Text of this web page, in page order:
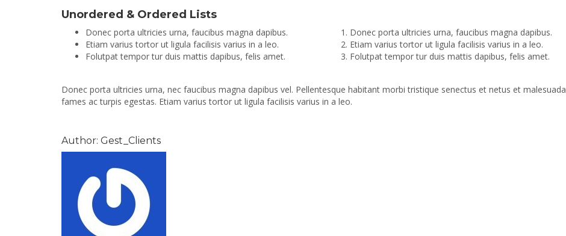
Unordered & Ordered Lists
Donec porta ultricies urna, faucibus magna dapibus.
Etiam varius tortor ut ligula facilisis varius in a leo.
Folutpat tempor tur duis mattis dapibus, felis amet.
Donec porta ultricies urna, faucibus magna dapibus.
Etiam varius tortor ut ligula facilisis varius in a leo.
Folutpat tempor tur duis mattis dapibus, felis amet.
Donec porta ultricies urna, nec faucibus magna dapibus vel. Pellentesque habitant morbi tristique senectus et netus et malesuada
fames ac turpis egestas. Etiam varius tortor ut ligula facilisis varius in a leo.
Author: Gest_Clients